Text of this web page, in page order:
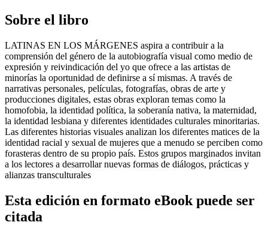
Sobre el libro
LATINAS EN LOS MÁRGENES aspira a contribuir a la
comprensión del género de la autobiografía visual como medio de
expresión y reivindicación del yo que ofrece a las artistas de
minorías la oportunidad de definirse a sí mismas. A través de
narrativas personales, películas, fotografías, obras de arte y
producciones digitales, estas obras exploran temas como la
homofobia, la identidad política, la soberanía nativa, la maternidad,
la identidad lesbiana y diferentes identidades culturales minoritarias.
Las diferentes historias visuales analizan los diferentes matices de la
identidad racial y sexual de mujeres que a menudo se perciben como
forasteras dentro de su propio país. Estos grupos marginados invitan
a los lectores a desarrollar nuevas formas de diálogos, prácticas y
alianzas transculturales
Esta edición en formato eBook puede ser
citada